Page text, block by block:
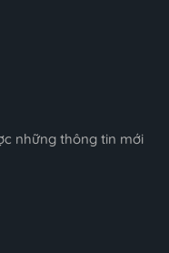
những thông tin mới